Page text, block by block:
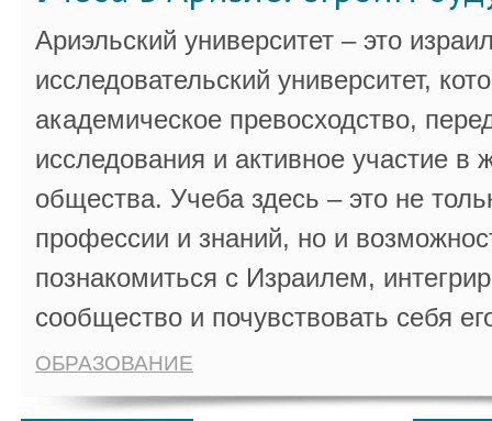
Ариэльский университет – это
исследовательский университет,
академическое превосходство,
исследования и активное участие в
общества. Учеба здесь – это не
профессии и знаний, но и
познакомиться с Израилем,
сообщество и почувствовать себя
ОБРАЗОВАНИЕ